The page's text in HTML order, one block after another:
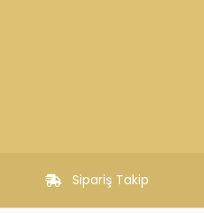
Sipariş Takip